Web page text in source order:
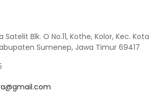
Satelit Blk. O No.11, Kothe, Kolor, Kec. Kota
Sumenep, Jawa Timur 69417